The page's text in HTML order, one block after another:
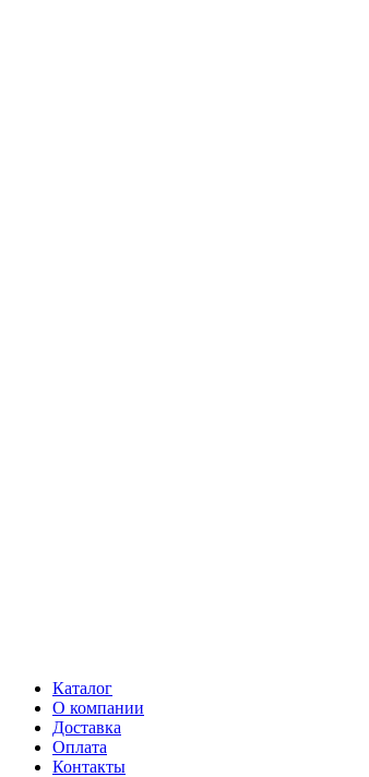
Каталог
О компании
Доставка
Оплата
Контакты